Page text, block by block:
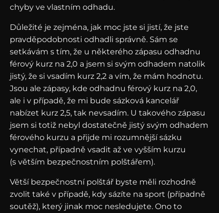
chyby ve vlastním odhadu.
Důležité je zejména, jak moc jste si jistí, že jste
pravděpodobnosti odhadli správně. Sám se
setkávám s tím, že u některého zápasu odhadnu
férový kurz na 2,0 a jsem si svým odhadem natolik
jistý, že si vsadím kurz 2,2 a vím, že mám hodnotu.
Jsou ale zápasy, kde odhadnu férový kurz na 2,0,
ale i v případě, že mi bude sázková kancelář
nabízet kurz 2,5, tak nevsadím. U takového zápasu
jsem si totiž nebyl dostatečně jistý svým odhadem
férového kurzu a přijde mi rozumnější sázku
vynechat, případně vsadit až ve vyšším kurzu
(s větším bezpečnostním polštářem).
Větší bezpečnostní polštář byste měli rozhodně
zvolit také v případě, kdy sázíte na sport (případně
soutěž), který jinak moc nesledujete. Ono to